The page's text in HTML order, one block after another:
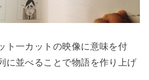
ト一カットの映像に意味を付
に並べることで物語を作り上げ